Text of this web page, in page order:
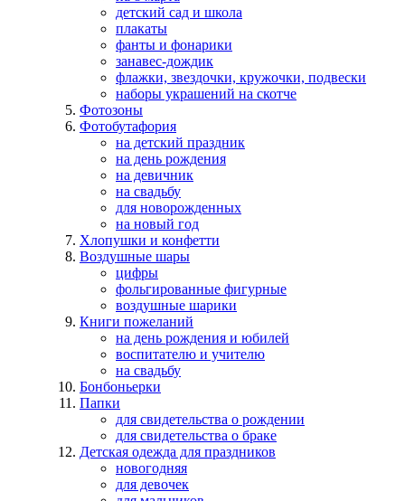
детский сад и школа
плакаты
фанты и фонарики
занавес-дождик
флажки, звездочки, кружочки, подвески
наборы украшений на скотче
Фотозоны
Фотобутафория
на детский праздник
на день рождения
на девичник
на свадьбу
для новорожденных
на новый год
Хлопушки и конфетти
Воздушные шары
цифры
фольгированные фигурные
воздушные шарики
Книги пожеланий
на день рождения и юбилей
воспитателю и учителю
на свадьбу
Бонбоньерки
Папки
для свидетельства о рождении
для свидетельства о браке
Детская одежда для праздников
новогодняя
для девочек